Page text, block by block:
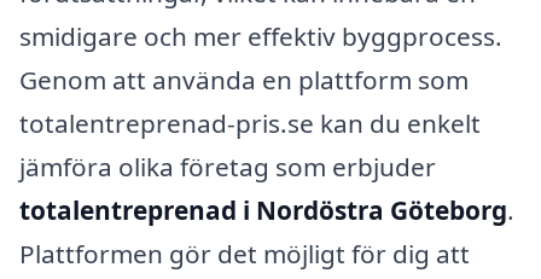
smidigare och mer effektiv byggprocess.
Genom att använda en plattform som
totalentreprenad-pris.se kan du enkelt
jämföra olika företag som erbjuder
totalentreprenad i Nordöstra Göteborg.
Plattformen gör det möjligt för dig att